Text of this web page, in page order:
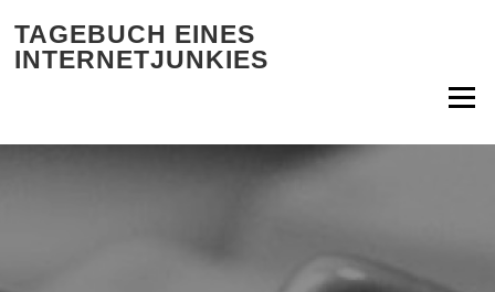
TAGEBUCH EINES
INTERNETJUNKIES
Menü